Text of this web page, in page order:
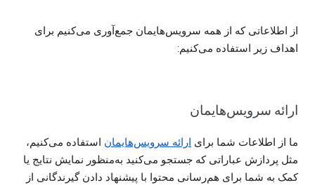
از اطلاعاتی که از همه سرویس‌هایمان جمع‌آوری می‌کنیم برای
اهداف زیر استفاده می‌کنیم:
ارائه سرویس‌هایمان
ما از اطلاعات شما برای ارائه سرویس‌هایمان استفاده می‌کنیم،
مثل پردازش عباراتی که جستجو می‌کنید به‌منظور نمایش نتایج یا
کمک به شما برای هم‌رسانی محتوا با پیشنهاد دادن گیرندگانی از